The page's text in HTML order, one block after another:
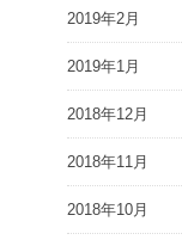
2019年2月
2019年1月
2018年12月
2018年11月
2018年10月